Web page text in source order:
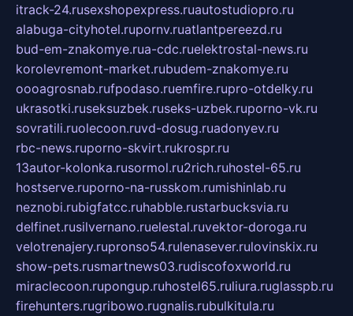
itrack-24.rusexshopexpress.ruautostudiopro.ru
alabuga-cityhotel.rupornv.ruatlantpereezd.ru
bud-em-znakomye.rua-cdc.ruelektrostal-news.ru
korolevremont-market.rubudem-znakomye.ru
oooagrosnab.rufpodaso.ruemfire.rupro-otdelky.ru
ukrasotki.ruseksuzbek.ruseks-uzbek.ruporno-vk.ru
sovratili.ruolecoon.ruvd-dosug.ruadonyev.ru
rbc-news.ruporno-skvirt.rukrospr.ru
13autor-kolonka.rusormol.ru2rich.ruhostel-65.ru
hostserve.ruporno-na-russkom.rumishinlab.ru
neznobi.rubigfatcc.ruhabble.rustarbucksvia.ru
delfinet.rusilvernano.ruelestal.ruvektor-doroga.ru
velotrenajery.rupronso54.rulenasever.rulovinskix.ru
show-pets.rusmartnews03.rudiscofoxworld.ru
miraclecoon.rupongup.ruhostel65.ruliura.ruglasspb.ru
firehunters.rugribowo.rugnalis.rubulkitula.ru